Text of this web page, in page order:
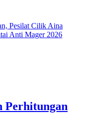
Pesilat Cilik Aina
Anti Mager 2026
Perhitungan